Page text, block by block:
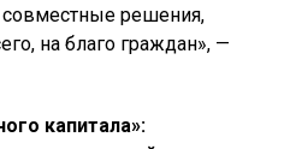
совместные решения,
на благо граждан», —
капитала»: